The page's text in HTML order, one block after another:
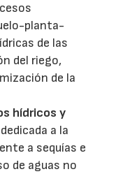
planta-
de las
del riego,
de la
hídricos y
a la
a sequías e
de aguas no